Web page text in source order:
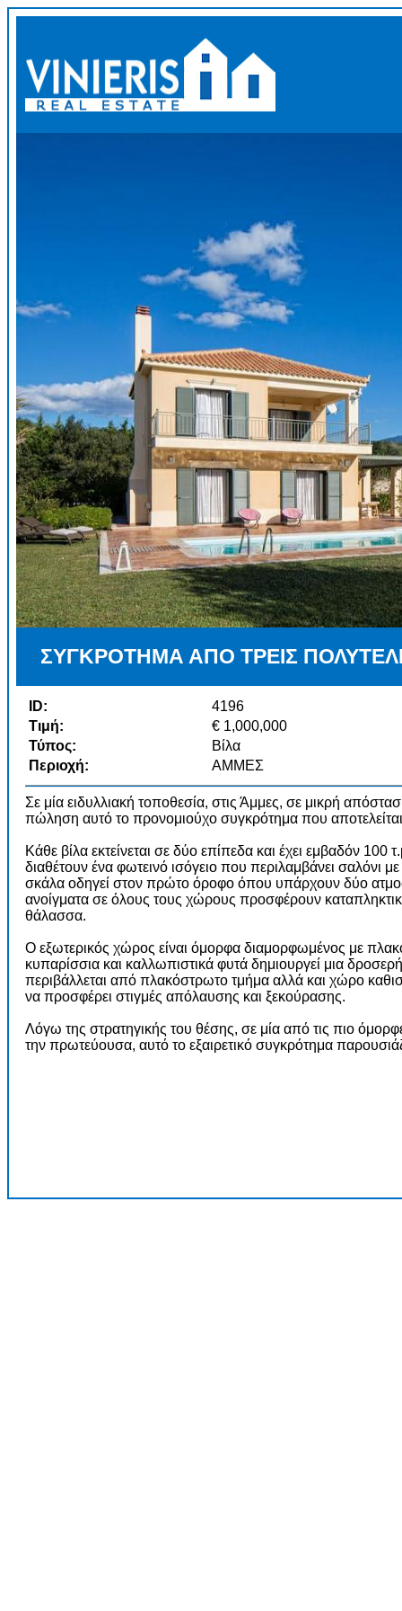
ΣΥΓΚΡΟΤΗΜΑ ΑΠΟ ΤΡΕΙΣ
ID:
4196
Τιμή:
€ 1,000,000
Τύπος:
Βίλα
Περιοχή:
ΑΜΜΕΣ
Σε μία ειδυλλιακή τοποθεσία, στις Άμμες, σε μικρή
πώληση αυτό το προνομιούχο συγκρότημα που αποτελείται
Κάθε βίλα εκτείνεται σε δύο επίπεδα και έχει εμβαδόν
διαθέτουν ένα φωτεινό ισόγειο που περιλαμβάνει σαλόνι
σκάλα οδηγεί στον πρώτο όροφο όπου υπάρχουν δύο
ανοίγματα σε όλους τους χώρους προσφέρουν
θάλασσα.
Ο εξωτερικός χώρος είναι όμορφα διαμορφωμένος με
κυπαρίσσια και καλλωπιστικά φυτά δημιουργεί μια
περιβάλλεται από πλακόστρωτο τμήμα αλλά και χώρο
να προσφέρει στιγμές απόλαυσης και ξεκούρασης.
Λόγω της στρατηγικής του θέσης, σε μία από τις πιο
την πρωτεύουσα, αυτό το εξαιρετικό συγκρότημα